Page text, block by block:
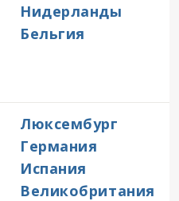
Нидерланды
Бельгия
Люксембург
Германия
Испания
Великобритания